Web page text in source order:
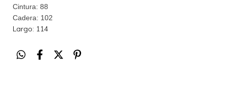
Cintura: 88
Cadera: 102
Largo: 114